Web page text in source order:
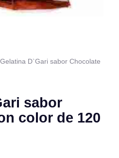
D`Gari sabor Chocolate
sabor
color de 120